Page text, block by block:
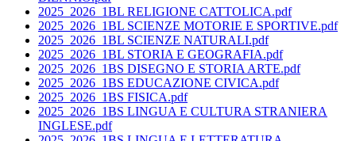
2025_2026_1BL RELIGIONE CATTOLICA.pdf
2025_2026_1BL SCIENZE MOTORIE E SPORTIVE.pdf
2025_2026_1BL SCIENZE NATURALI.pdf
2025_2026_1BL STORIA E GEOGRAFIA.pdf
2025_2026_1BS DISEGNO E STORIA ARTE.pdf
2025_2026_1BS EDUCAZIONE CIVICA.pdf
2025_2026_1BS FISICA.pdf
2025_2026_1BS LINGUA E CULTURA STRANIERA
INGLESE.pdf